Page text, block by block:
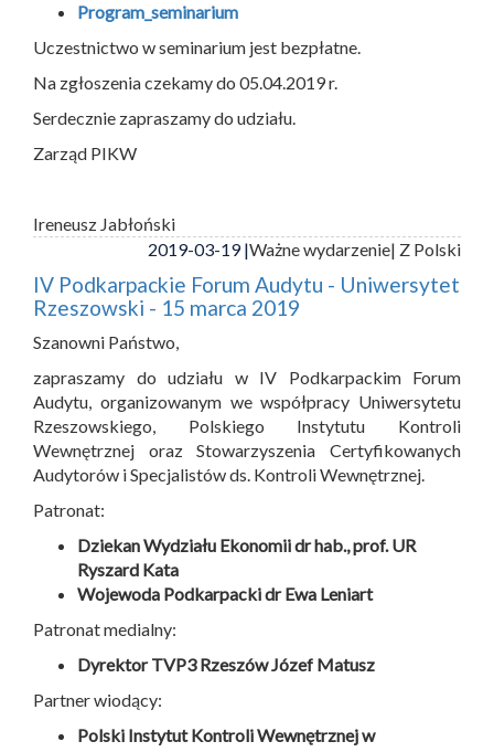
Program_seminarium
Uczestnictwo w seminarium jest bezpłatne.
Na zgłoszenia czekamy do 05.04.2019 r.
Serdecznie zapraszamy do udziału.
Zarząd PIKW
Ireneusz Jabłoński
2019-03-19 |Ważne wydarzenie| Z Polski
IV Podkarpackie Forum Audytu - Uniwersytet
Rzeszowski - 15 marca 2019
Szanowni Państwo,
zapraszamy do udziału w IV Podkarpackim Forum
Audytu, organizowanym we współpracy Uniwersytetu
Rzeszowskiego, Polskiego Instytutu Kontroli
Wewnętrznej oraz Stowarzyszenia Certyfikowanych
Audytorów i Specjalistów ds. Kontroli Wewnętrznej.
Patronat:
Dziekan Wydziału Ekonomii dr hab., prof. UR
Ryszard Kata
Wojewoda Podkarpacki dr Ewa Leniart
Patronat medialny:
Dyrektor TVP3 Rzeszów Józef Matusz
Partner wiodący:
Polski Instytut Kontroli Wewnętrznej w